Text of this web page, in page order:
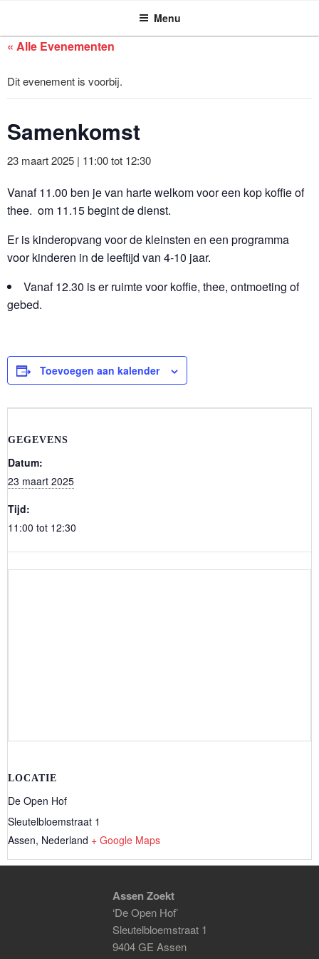
de
ASSEN ZOEKT Menu
« Alle Evenementen
Dit evenement is voorbij.
Samenkomst
23 maart 2025 | 11:00tot 12:30
Vanaf 11.00 ben je van harte welkom voor een kop koffie of
thee. om 11.15 begint de dienst.
Er is kinderopvang voor de kleinsten en een programma
voor kinderen in de leeftijd van 4-10 jaar.
Vanaf 12.30 is er ruimte voor koffie, thee, ontmoeting of
gebed.
Toevoegen aan kalender
GEGEVENS
Datum:
23 maart 2025
Tijd:
11:00 tot 12:30
LOCATIE
De Open Hof
Sleutelbloemstraat 1
Assen, Nederland + Google Maps
Assen Zoekt
‘De Open Hof’
Sleutelbloemstraat 1
9404 GE Assen